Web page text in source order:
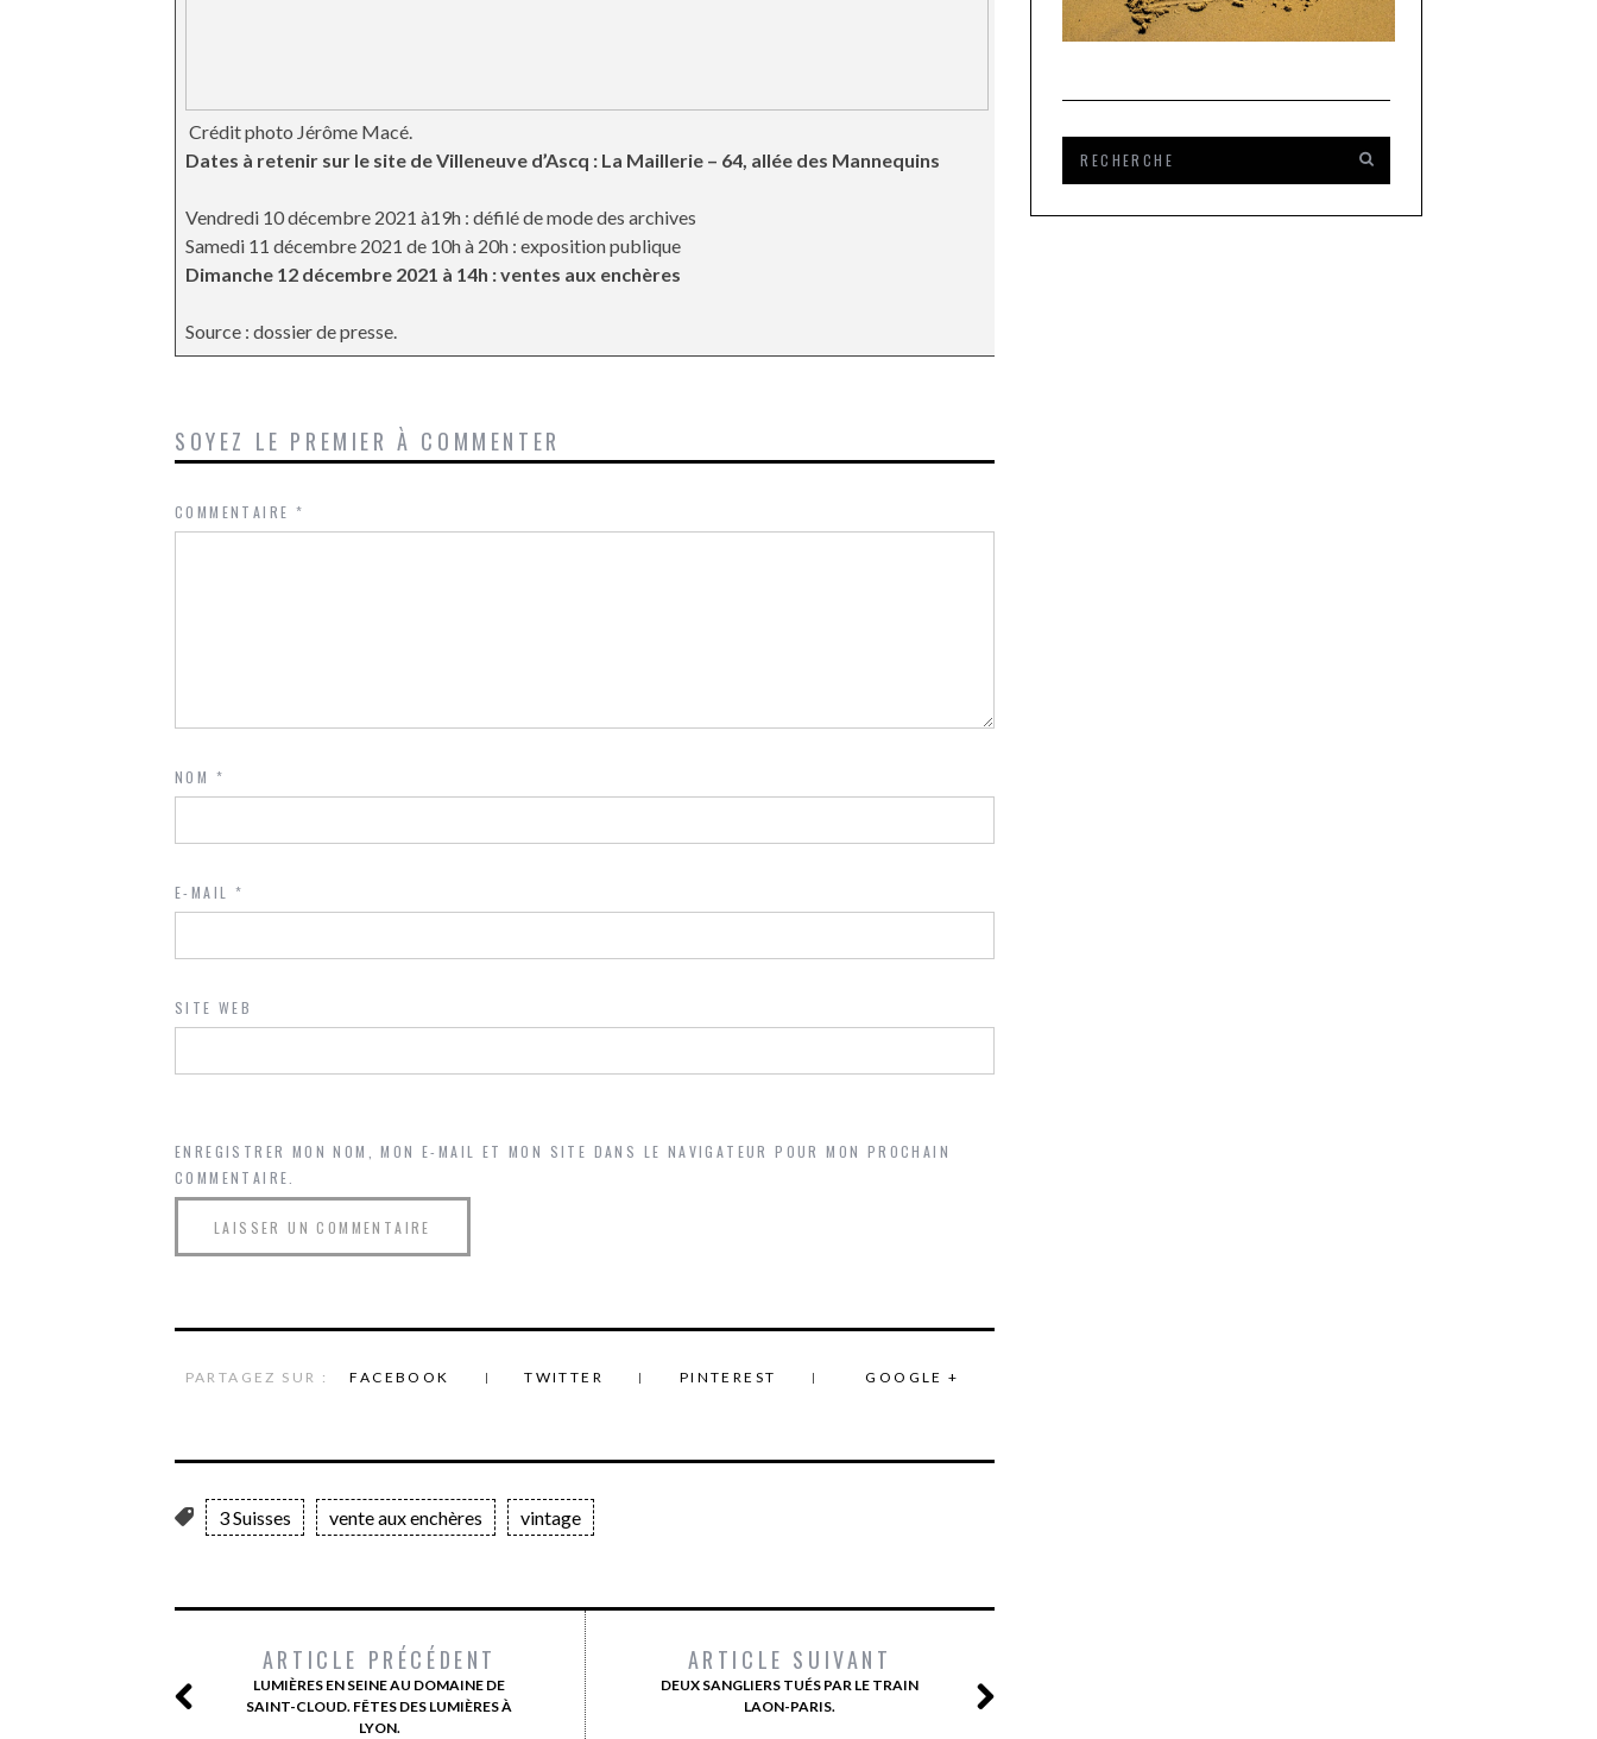
Crédit photo Jérôme Macé.
Dates à retenir sur le site de Villeneuve d’Ascq : La Maillerie – 64, allée des Mannequins
Vendredi 10 décembre 2021 à19h : défilé de mode des archives
Samedi 11 décembre 2021 de 10h à 20h : exposition publique
Dimanche 12 décembre 2021 à 14h : ventes aux enchères
Source : dossier de presse.
SOYEZ LE PREMIER À COMMENTER
COMMENTAIRE *
NOM *
E-MAIL *
SITE WEB
ENREGISTRER MON NOM, MON E-MAIL ET MON SITE DANS LE NAVIGATEUR POUR MON PROCHAIN
COMMENTAIRE.
PARTAGEZ SUR : FACEBOOK TWITTER PINTEREST GOOGLE +
3 Suisses vente aux enchères vintage
ARTICLE PRÉCÉDENT
LUMIÈRES EN SEINE AU DOMAINE DE
SAINT-CLOUD. FÊTES DES LUMIÈRES À
LYON.
ARTICLE SUIVANT
DEUX SANGLIERS TUÉS PAR LE TRAIN
LAON-PARIS.